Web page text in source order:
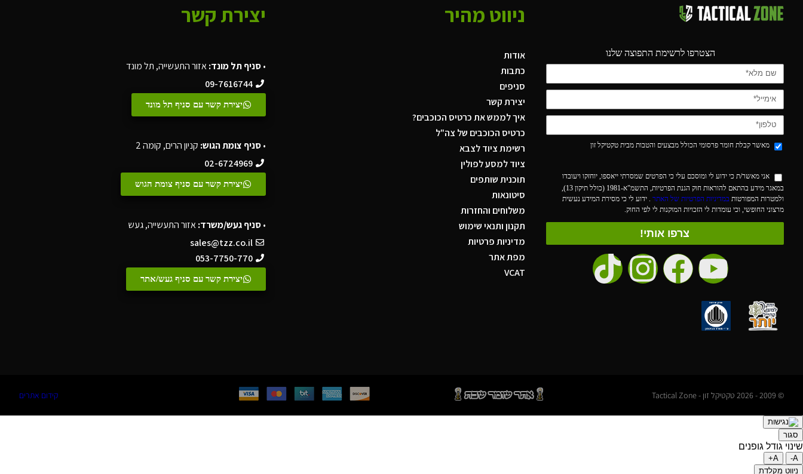
הצטרפו לרשימת התפוצה שלנו
מאשר קבלת חומר פרסומי הכולל מבצעים והטבות מבית טקטיקל זון
אני מאשר/ת כי ידוע לי ומוסכם עלי כי הפרטים שמסרתי ייאספו, יוחזקו ויעובדו
במאגר מידע בהתאם להוראות חוק הגנת הפרטיות, התשמ"א-1981 (כולל תיקון 13),
ולמטרות המפורטות במדיניות הפרטיות של האתר
. ידוע לי כי מסירת המידע נעשית
מרצוני החופשי, וכי עומדות לי הזכויות המוקנות לי לפי החוק.
צרפו אותי!
ניווט מהיר
אודות
כתבות
סניפים
יצירת קשר
איך לממש את כרטיס הכוכבים?
כרטיס הכוכבים של צה"ל
רשימת ציוד לצבא
ציוד למסע לפולין
תוכנית שותפים
סיטונאות
משלוחים והחזרות
תקנון ותנאי שימוש
מדיניות פרטיות
מפת אתר
VCAT
יצירת קשר
•סניף תל מונד:אזור התעשייה, תל מונד
09-7616744
יצירת קשר עם סניף תל מונד
•סניף צומת הגוש: קניון הרים, קומה 2
02-6724969
יצירת קשר עם סניף צומת הגוש
•סניף געש/משרד:אזור התעשייה, געש
sales@tzz.co.il
053-7750-770
יצירת קשר עם סניף געש/אתר
© 2009 - 2026 טקטיקל זון - Tactical Zone קידום אתרים
סגור
שינוי גודל גופנים
A-
A+
ניווט מקלדת